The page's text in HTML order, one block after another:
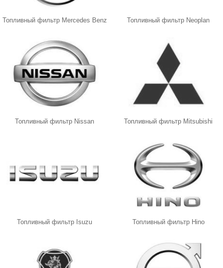
Топливный фильтр Mercedes Benz Топливный фильтр Neoplan
Топливный фильтр Nissan Топливный фильтр Mitsubishi
Топливный фильтр Isuzu Топливный фильтр Hino